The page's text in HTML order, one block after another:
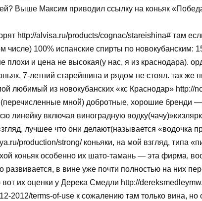
Выше Максим приводил ссылку на коньяк
http://alvisa.ru/products/cognac/stareishina# там
числе) 100% испанские спирты по новокубанским:
плохи и цена не высокая(у нас, я из краснодара).
7-летний старейшина и рядом не стоял. так же
любимый из новокубанских «кс Краснодар» http://
мной) добротные, хорошие бренди
линейку включая виноградную
лучшее что они делают(называется «водочка
production/strong/ коньяки, на мой взгляд, типа
коньяк особенно их шато-тамань — эта фирма,
развивается, в вине уже почти полностью на них
их оценки у Дерека Смедли http://
2012/terms-of-use к сожалению там только вина, но